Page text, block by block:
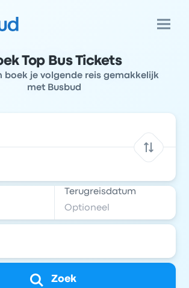
Top Bus Tickets
boek je volgende reis gemakkelijk
met Busbud
Terugreisdatum
Zoek